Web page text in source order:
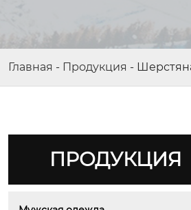
Главная - Продукция -
ПРОДУКЦИЯ